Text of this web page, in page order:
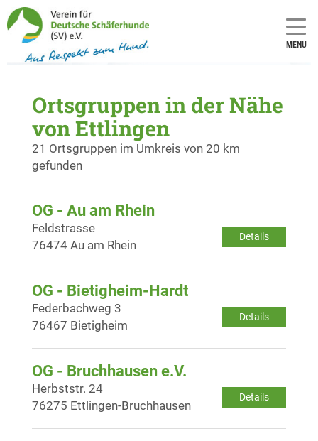
MENU
Ortsgruppen in der Nähe
von Ettlingen
21 Ortsgruppen im Umkreis von 20 km
gefunden
OG - Au am Rhein
Details
Feldstrasse
76474 Au am Rhein
OG - Bietigheim-Hardt
Details
Federbachweg 3
76467 Bietigheim
OG - Bruchhausen e.V.
Details
Herbststr. 24
76275 Ettlingen-Bruchhausen